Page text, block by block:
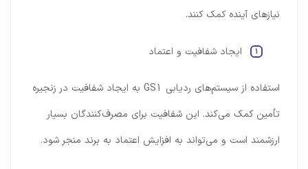
نیازهای آینده کمک کنند.
ایجاد شفافیت و اعتماد
استفاده از سیستم‌های ردیابی GS1 به ایجاد شفافیت در زنجیره
تأمین کمک می‌کند. این شفافیت برای مصرف‌کنندگان بسیار
ارزشمند است و می‌تواند به افزایش اعتماد به برند منجر شود.